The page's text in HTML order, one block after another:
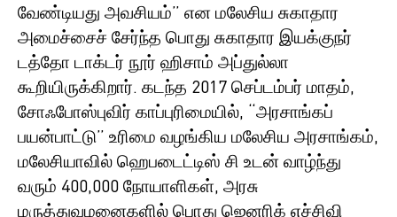
வேண்டியது அவசியம்” என மலேசிய சுகாதார
அமைச்சைச் சேர்ந்த பொது சுகாதார இயக்குநர்
டத்தோ டாக்டர் நூர் ஹிசாம் அப்துல்லா
கூறியிருக்கிறார். கடந்த 2017 செப்டம்பர் மாதம்,
சோஃபோஸ்புவிர் காப்புரிமையில், “அரசாங்கப்
பயன்பாட்டு” உரிமை வழங்கிய மலேசிய அரசாங்கம்,
மலேசியாவில் ஹெபடைட்டிஸ் சி உடன் வாழ்ந்து
வரும் 400,000 நோயாளிகள், அரசு
மருத்துவமனைகளில் பொது ஜெனரிக் எச்சிவி